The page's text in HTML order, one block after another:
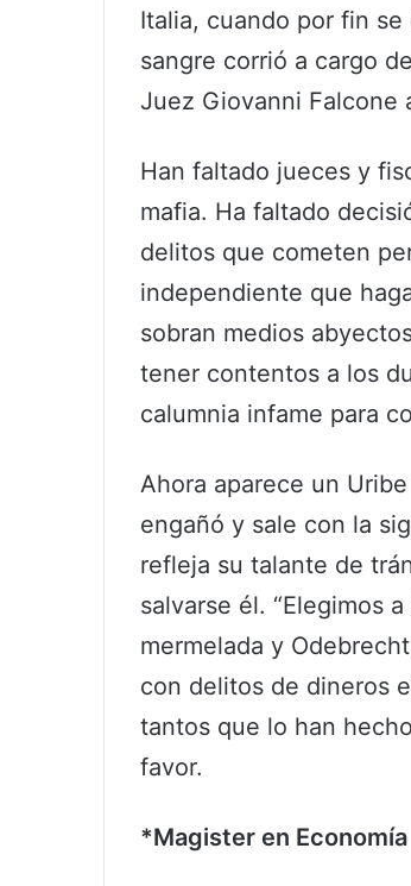
Italia, cuando por fin
sangre corrió a cargo
Juez Giovanni Falcone
Han faltado jueces y
mafia. Ha faltado
delitos que cometen
independiente que
sobran medios
tener contentos a los
calumnia infame para
Ahora aparece un
engañó y sale con la
refleja su talante de
salvarse él. “Elegimos
mermelada y
con delitos de dineros
tantos que lo han
favor.
*Magister en Economía